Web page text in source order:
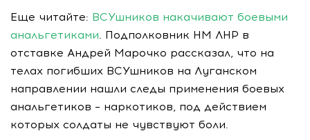
Еще читайте: ВСУшников накачивают боевыми
анальгетиками. Подполковник НМ ЛНР в
отставке Андрей Марочко рассказал, что на
телах погибших ВСУшников на Луганском
направлении нашли следы применения боевых
анальгетиков – наркотиков, под действием
которых солдаты не чувствуют боли.